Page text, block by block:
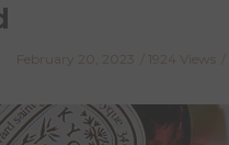
February 20, 2023 1924 Views